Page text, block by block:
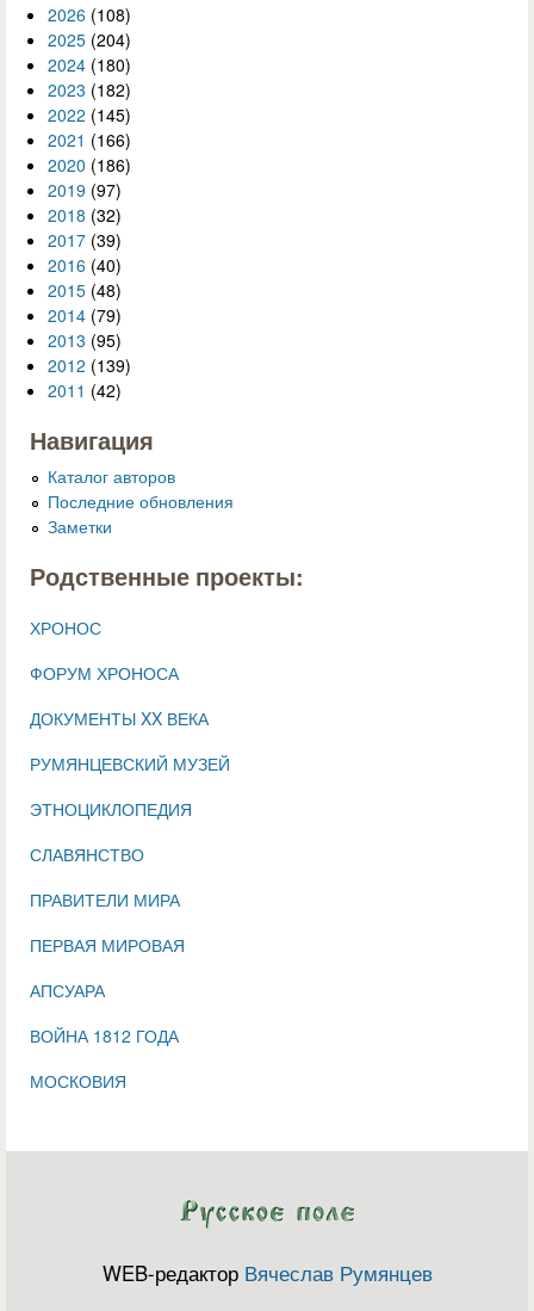
2026 (108)
2025 (204)
2024 (180)
2023 (182)
2022 (145)
2021 (166)
2020 (186)
2019 (97)
2018 (32)
2017 (39)
2016 (40)
2015 (48)
2014 (79)
2013 (95)
2012 (139)
2011 (42)
Навигация
Каталог авторов
Последние обновления
Заметки
Родственные проекты:
ХРОНОС
ФОРУМ ХРОНОСА
ДОКУМЕНТЫ XX ВЕКА
РУМЯНЦЕВСКИЙ МУЗЕЙ
ЭТНОЦИКЛОПЕДИЯ
СЛАВЯНСТВО
ПРАВИТЕЛИ МИРА
ПЕРВАЯ МИРОВАЯ
АПСУАРА
ВОЙНА 1812 ГОДА
МОСКОВИЯ
WEB-редактор Вячеслав Румянцев